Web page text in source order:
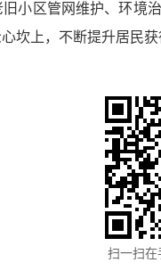
小区管网维护、环境
坎上，不断提升居民获
扫一扫在